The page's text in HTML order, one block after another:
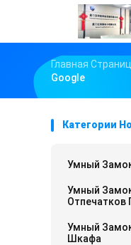
Главная
Google
Категории
Умный
Умный
Отпечатков
Умный
Шкафа